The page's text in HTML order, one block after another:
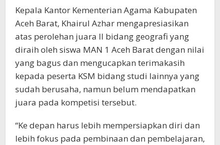
Kepala Kantor Kementerian Agama Kabupaten
Aceh Barat, Khairul Azhar mengapresiasikan
atas perolehan juara II bidang geografi yang
diraih oleh siswa MAN 1 Aceh Barat dengan nilai
yang bagus dan mengucapkan terimakasih
kepada peserta KSM bidang studi lainnya yang
sudah berusaha, namun belum mendapatkan
juara pada kompetisi tersebut.
“Ke depan harus lebih mempersiapkan diri dan
lebih fokus pada pembinaan dan pembelajaran,